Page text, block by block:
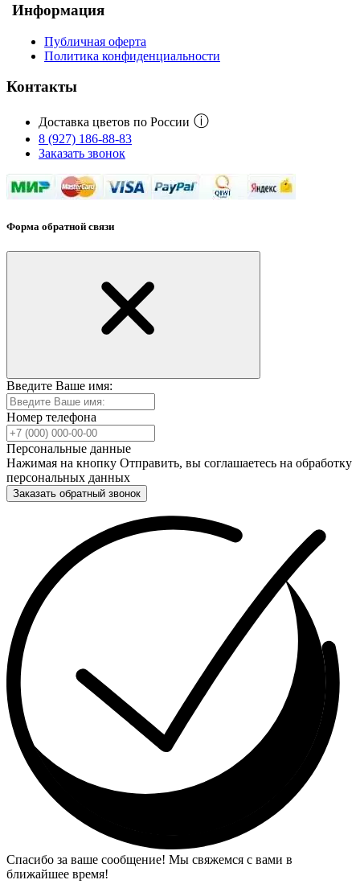
Информация
Публичная оферта
Политика конфиденциальности
Контакты
Доставка цветов по России ⓘ
8 (927) 186-88-83
Заказать звонок
Форма обратной связи
Введите Ваше имя:
Номер телефона
Персональные данные
Нажимая на кнопку Отправить, вы соглашаетесь на обработку
персональных данных
Заказать обратный звонок
Спасибо за ваше сообщение! Мы свяжемся с вами в
ближайшее время!